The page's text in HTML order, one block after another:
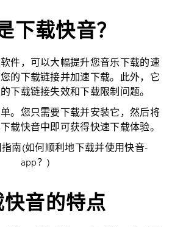
下载快音？
件，可以大幅提升您音乐下载的速
的下载链接并加速下载。此外，它
下载链接失效和下载限制问题。
。您只需要下载并安装它，然后将
载快音中即可获得快速下载体验。
音的特点